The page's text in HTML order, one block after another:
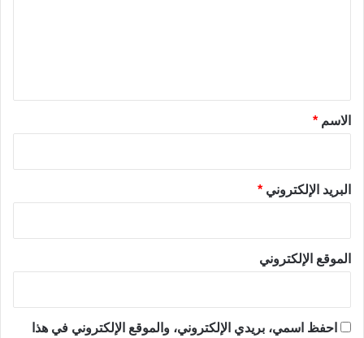
*الاسم *
البريد الإلكتروني *
الموقع الإلكتروني
احفظ اسمي، بريدي الإلكتروني، والموقع الإلكتروني في هذا